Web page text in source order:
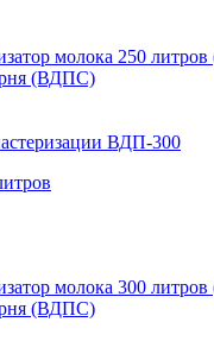
молока 250
(ВДПС)
ВДП-300
молока 300
(ВДПС)